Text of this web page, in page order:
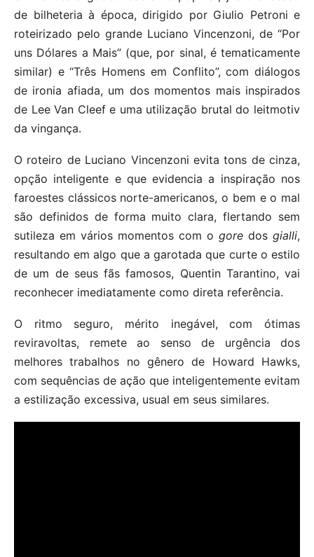
de bilheteria à época, dirigido por Giulio Petroni e
roteirizado pelo grande Luciano Vincenzoni, de “Por
uns Dólares a Mais” (que, por sinal, é tematicamente
similar) e “Três Homens em Conflito”, com diálogos
de ironia afiada, um dos momentos mais inspirados
de Lee Van Cleef e uma utilização brutal do leitmotiv
da vingança.
O roteiro de Luciano Vincenzoni evita tons de cinza,
opção inteligente e que evidencia a inspiração nos
faroestes clássicos norte-americanos, o bem e o mal
são definidos de forma muito clara, flertando sem
sutileza em vários momentos com o gore dos gialli,
resultando em algo que a garotada que curte o estilo
de um de seus fãs famosos, Quentin Tarantino, vai
reconhecer imediatamente como direta referência.
O ritmo seguro, mérito inegável, com ótimas
reviravoltas, remete ao senso de urgência dos
melhores trabalhos no gênero de Howard Hawks,
com sequências de ação que inteligentemente evitam
a estilização excessiva, usual em seus similares.